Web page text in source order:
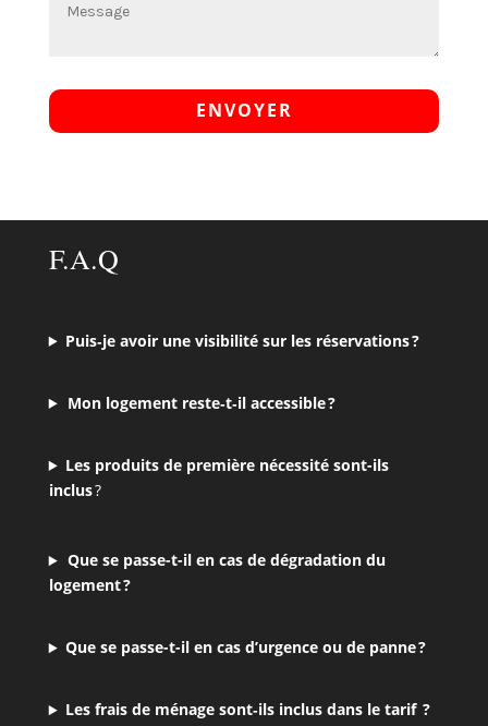
ENVOYER
F.A.Q
Puis‑je avoir une visibilité sur les réservations ?
Mon logement reste‑t‑il accessible ?
Les produits de première nécessité sont-ils
inclus?
Que se passe-t-il en cas de dégradation du
logement ?
Que se passe-t-il en cas d’urgence ou de panne ?
Les frais de ménage sont‑ils inclus dans le tarif ?